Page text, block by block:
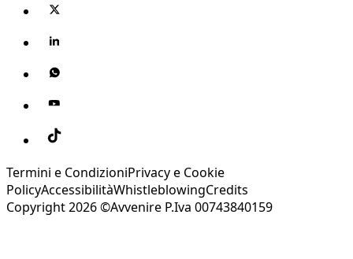
Termini e CondizioniPrivacy e Cookie
PolicyAccessibilitàWhistleblowingCredits
Copyright 2026 ©Avvenire P.Iva 00743840159